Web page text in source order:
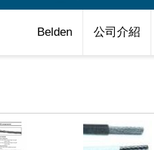
Belden 公司介紹